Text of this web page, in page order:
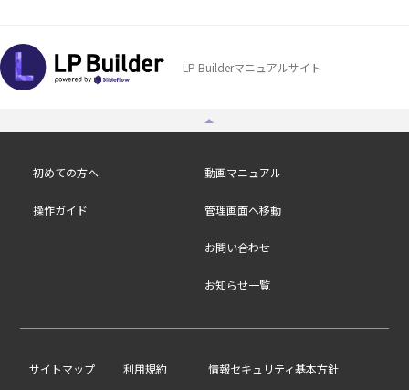
LP Builderマニュアルサイト
初めての方へ 動画マニュアル
操作ガイド 管理画面へ移動
お問い合わせ
お知らせ一覧
サイトマップ 利用規約 情報セキュリティ基本方針